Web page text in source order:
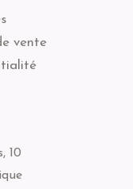
vente
10